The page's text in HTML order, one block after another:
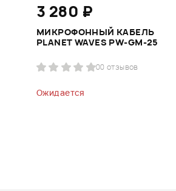
3 280 ₽
МИКРОФОННЫЙ КАБЕЛЬ
PLANET WAVES PW-GM-25
00 отзывов
Ожидается